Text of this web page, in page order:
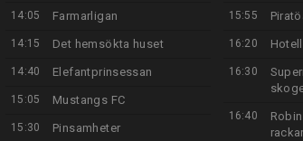
14:05 Farmarligan
14:15 Det hemsökta huset
14:40 Elefantprinsessan
15:05 Mustangs FC
15:30 Pinsamheter
15:55
16:20
16:30
16:40